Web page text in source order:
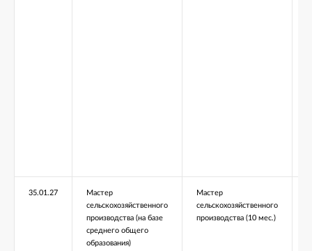
35.01.27
Мастер
сельскохозяйственного
производства (на базе
среднего общего
образования)
Мастер
сельскохозяйственного
производства (10 мес.)